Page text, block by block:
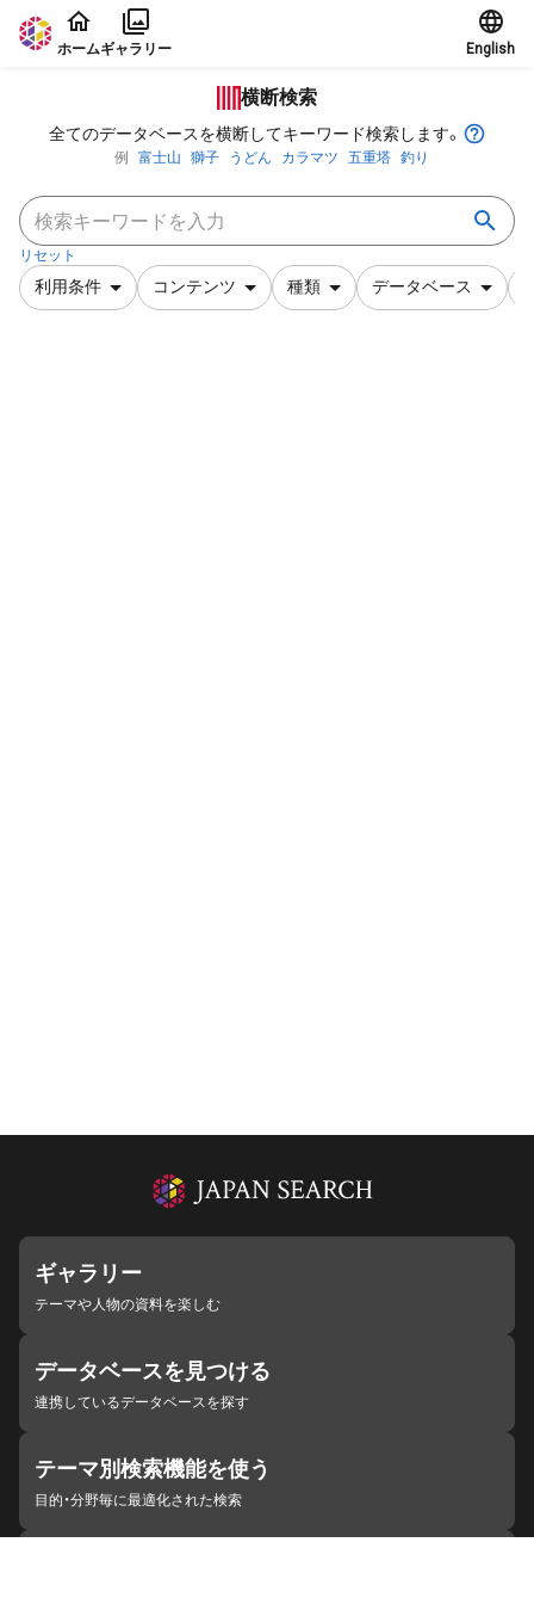
本文に飛ぶ
ホームギャラリー English
横断検索
全てのデータベースを横断してキーワード検索します。
例 富士山 獅子 うどん カラマツ 五重塔 釣り
リセット
利用条件 コンテンツ 種類 データベース
ギャラリー
テーマや人物の資料を楽しむ
データベースを見つける
連携しているデータベースを探す
テーマ別検索機能を使う
目的・分野毎に最適化された検索